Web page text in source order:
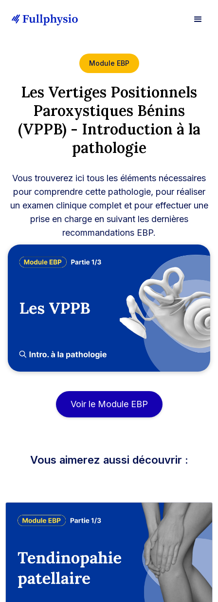
Module EBP
Les Vertiges Positionnels
Paroxystiques Bénins
(VPPB) - Introduction à la
pathologie
Vous trouverez ici tous les éléments nécessaires
pour comprendre cette pathologie, pour réaliser
un examen clinique complet et pour effectuer une
prise en charge en suivant les dernières
recommandations EBP.
Voir le Module EBP
Vous aimerez aussi découvrir :